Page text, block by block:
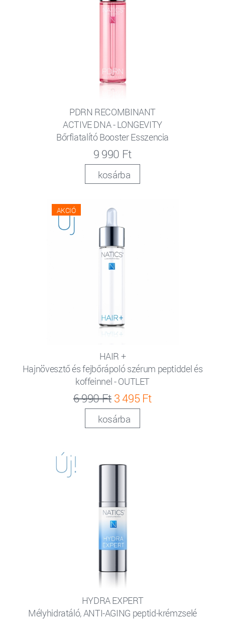
PDRN RECOMBINANT
ACTIVE DNA - LONGEVITY
Bőrfiatalító Booster Esszencia
9 990 Ft
kosárba
AKCIÓ
HAIR +
Hajnövesztő és fejbőrápoló szérum peptiddel és
koffeinnel - OUTLET
6 990 Ft 3 495 Ft
kosárba
HYDRA EXPERT
Mélyhidratáló, ANTI-AGING peptid-krémzselé